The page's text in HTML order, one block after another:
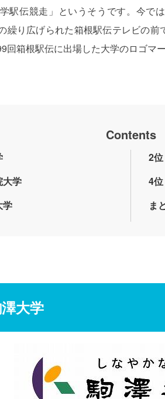
駅伝競走」というそうです。今で
繰り広げられた箱根駅伝テレビの
回箱根駅伝に出場した大学のロゴマ
Contents
2
学
4
ま
大学